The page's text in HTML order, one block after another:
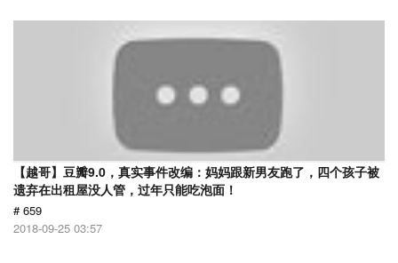
【越哥】豆瓣9.0，真实事件改编：妈妈跟新男友跑了，四个孩子被
遗弃在出租屋没人管，过年只能吃泡面！
# 659
2018-09-25 03:57